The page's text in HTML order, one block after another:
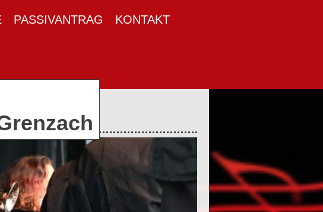
PASSIVANTRAG
KONTAKT